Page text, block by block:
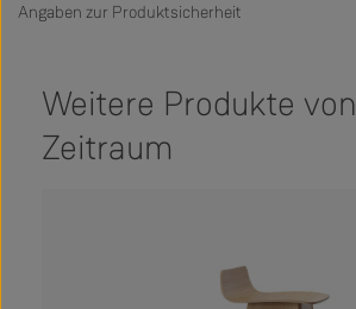
Angaben zur Produktsicherheit
Weitere Produkte von
Zeitraum